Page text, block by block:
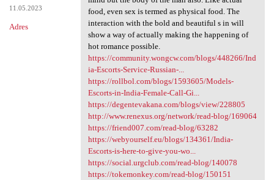
11.05.2023
Adres
food, even sex is termed as physical food. The
interaction with the bold and beautiful s in will
show a way of actually making the happening of
hot romance possible.
https://community.wongcw.com/blogs/448266/Ind
ia-Escorts-Service-Russian-...
https://rollbol.com/blogs/1593605/Models-
Escorts-in-India-Female-Call-Gi...
https://degentevakana.com/blogs/view/228805
http://www.renexus.org/network/read-blog/169064
https://friend007.com/read-blog/63282
https://webyourself.eu/blogs/134361/India-
Escorts-is-here-to-give-you-wo...
https://social.urgclub.com/read-blog/140078
https://tokemonkey.com/read-blog/150151